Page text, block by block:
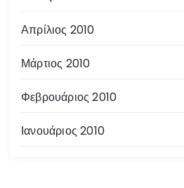
Απρίλιος 2010
Μάρτιος 2010
Φεβρουάριος 2010
Ιανουάριος 2010